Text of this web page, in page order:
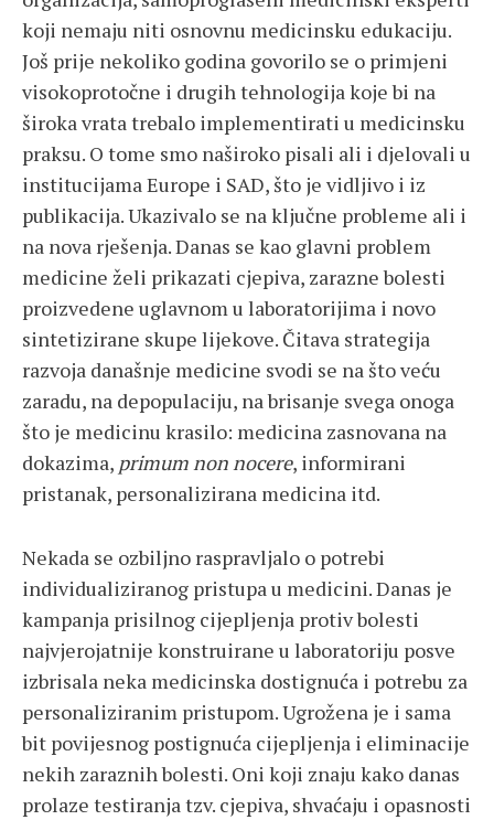
koji nemaju niti osnovnu medicinsku edukaciju.
Još prije nekoliko godina govorilo se o primjeni
visokoprotočne i drugih tehnologija koje bi na
široka vrata trebalo implementirati u medicinsku
praksu. O tome smo naširoko pisali ali i djelovali u
institucijama Europe i SAD, što je vidljivo i iz
publikacija. Ukazivalo se na ključne probleme ali i
na nova rješenja. Danas se kao glavni problem
medicine želi prikazati cjepiva, zarazne bolesti
proizvedene uglavnom u laboratorijima i novo
sintetizirane skupe lijekove. Čitava strategija
razvoja današnje medicine svodi se na što veću
zaradu, na depopulaciju, na brisanje svega onoga
što je medicinu krasilo: medicina zasnovana na
dokazima, primum non nocere, informirani
pristanak, personalizirana medicina itd.
Nekada se ozbiljno raspravljalo o potrebi
individualiziranog pristupa u medicini. Danas je
kampanja prisilnog cijepljenja protiv bolesti
najvjerojatnije konstruirane u laboratoriju posve
izbrisala neka medicinska dostignuća i potrebu za
personaliziranim pristupom. Ugrožena je i sama
bit povijesnog postignuća cijepljenja i eliminacije
nekih zaraznih bolesti. Oni koji znaju kako danas
prolaze testiranja tzv. cjepiva, shvaćaju i opasnosti